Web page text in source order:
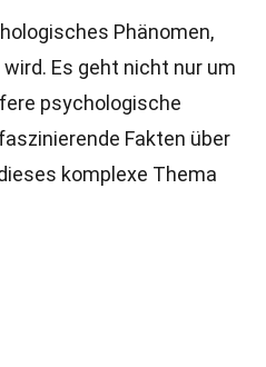
Phänomen,
Es geht nicht nur um
psychologische
Fakten über
komplexe Thema